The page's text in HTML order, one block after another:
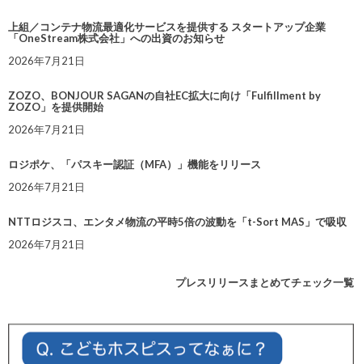
上組／コンテナ物流最適化サービスを提供する スタートアップ企業
「OneStream株式会社」への出資のお知らせ
2026年7月21日
ZOZO、BONJOUR SAGANの自社EC拡大に向け「Fulfillment by
ZOZO」を提供開始
2026年7月21日
ロジポケ、「パスキー認証（MFA）」機能をリリース
2026年7月21日
NTTロジスコ、エンタメ物流の平時5倍の波動を「t-Sort MAS」で吸収
2026年7月21日
プレスリリースまとめてチェック一覧